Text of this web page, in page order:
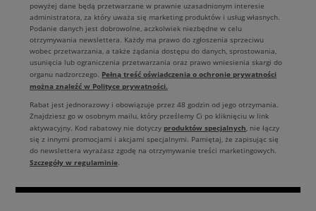
powyżej dane będą przetwarzane w prawnie uzasadnionym interesie
administratora, za który uważa się marketing produktów i usług własnych.
Podanie danych jest dobrowolne, aczkolwiek niezbędne w celu
otrzymywania newslettera. Każdy ma prawo do zgłoszenia sprzeciwu
wobec przetwarzania, a także żądania dostępu do danych, sprostowania,
usunięcia lub ograniczenia przetwarzania oraz prawo wniesienia skargi do
organu nadzorczego. Pełną treść oświadczenia o ochronie prywatności
można znaleźć w Polityce prywatności.
Rabat jest jednorazowy i obowiązuje przez 48 godzin od jego otrzymania.
Znajdziesz go w osobnym mailu, który prześlemy Ci po kliknięciu w link
aktywacyjny. Kod rabatowy nie dotyczy produktów specjalnych, nie łączy
się z innymi promocjami i akcjami specjalnymi. Pamiętaj, że zapisując się
do newslettera wyrażasz zgodę na otrzymywanie treści marketingowych.
Szczegóły w regulaminie.